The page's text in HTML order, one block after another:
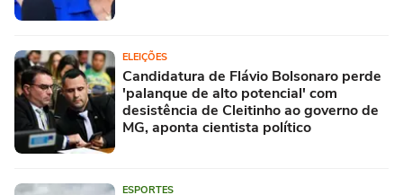
ELEIÇÕES
Candidatura de Flávio Bolsonaro perde
'palanque de alto potencial' com
desistência de Cleitinho ao governo de
MG, aponta cientista político
ESPORTES